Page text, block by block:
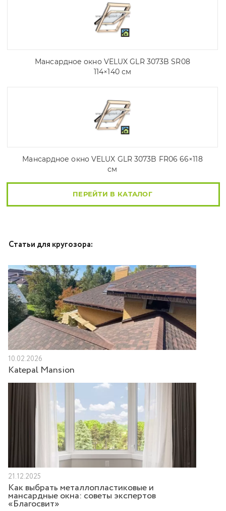
Мансардное окно VELUX GLR 3073B SR08
114×140 см
Мансардное окно VELUX GLR 3073B FR06 66×118
см
ПЕРЕЙТИ В КАТАЛОГ
Статьи для кругозора:
10.02.2026
Katepal Mansion
21.12.2025
Как выбрать металлопластиковые и
мансардные окна: советы экспертов
«Благосвит»